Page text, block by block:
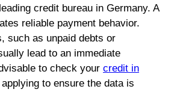
credit bureau in Germany. A
reliable payment behavior.
such as unpaid debts or
lead to an immediate
to check your credit in
applying to ensure the data is